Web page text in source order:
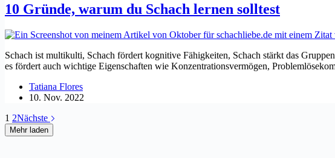
10 Gründe, warum du Schach lernen solltest
Schach ist multikulti, Schach fördert kognitive Fähigkeiten, Schach stärkt das
es fördert auch wichtige Eigenschaften wie Konzentrationsvermögen,
Tatiana Flores
10. Nov. 2022
1 2Nächste
Mehr laden